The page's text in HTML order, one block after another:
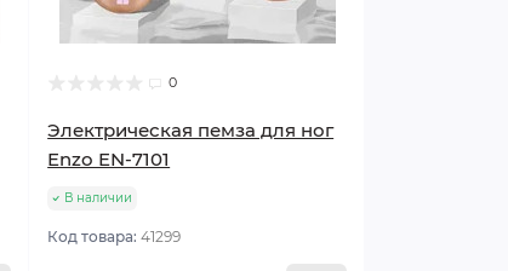
0
Электрическая пемза для ног
Enzo EN-7101
В наличии
Код товара:41299